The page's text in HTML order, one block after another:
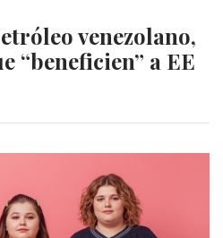
venezolano,
“beneficien” a EE